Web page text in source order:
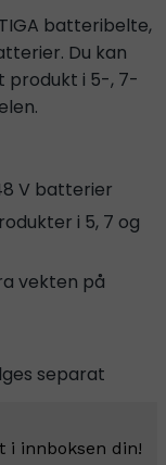
batteribelte,
Du kan
i 5-, 7-
V batterier
i 5, 7 og
vekten på
separat
i innboksen din!